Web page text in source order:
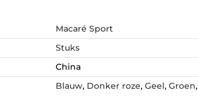
Macaré Sport
Stuks
China
Blauw, Donker roze, Geel, Groen,